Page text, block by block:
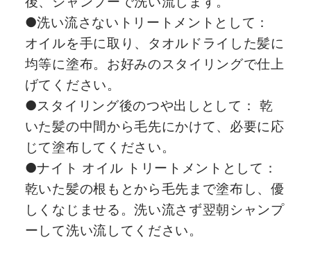
●洗い流さないトリートメントとして：
オイルを手に取り、タオルドライした髪に
均等に塗布。お好みのスタイリングで仕上
げてください。
●スタイリング後のつや出しとして： 乾
いた髪の中間から毛先にかけて、必要に応
じて塗布してください。
●ナイト オイル トリートメントとして：
乾いた髪の根もとから毛先まで塗布し、優
しくなじませる。洗い流さず翌朝シャンプ
ーして洗い流してください。